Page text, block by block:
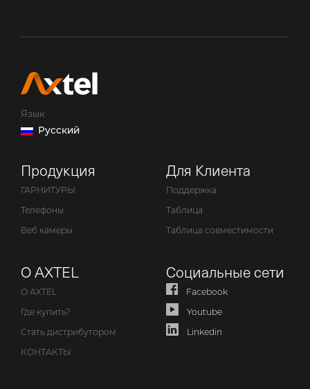
Язык
Русский
Продукция
ГАРНИТУРЫ
Телефоны
Веб камеры
Для Клиента
Поддержка
Таблица
Таблица совместимости
О AXTEL
О AXTEL
Где купить?
Стать дистрибутором
КОНТАКТЫ
Социальные сети
Facebook
Youtube
Linkedin